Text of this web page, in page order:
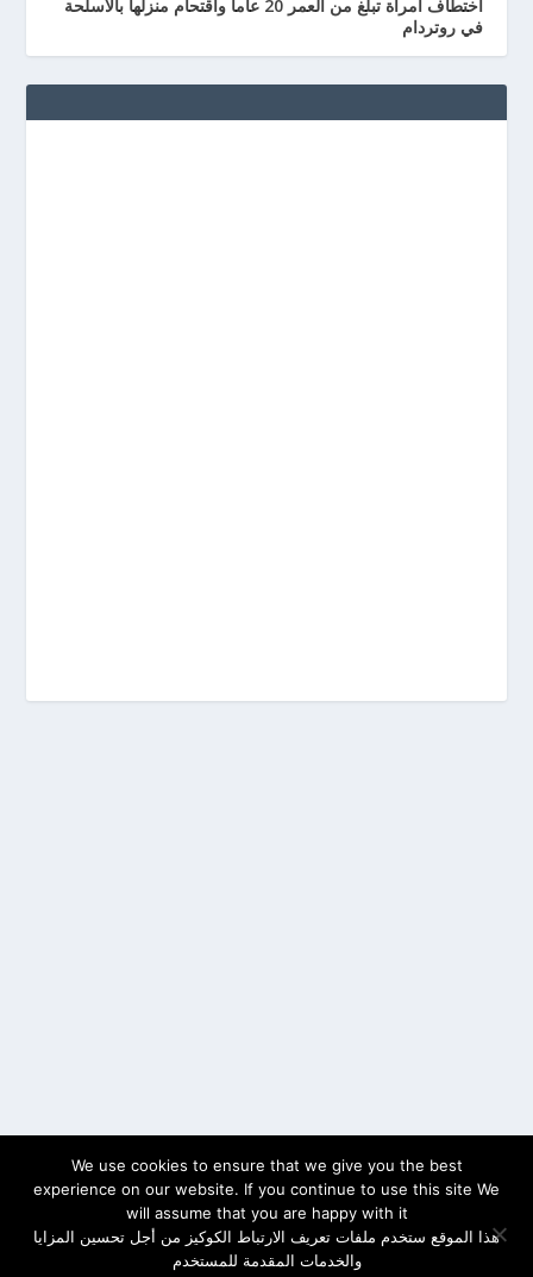
اختطاف امرأة تبلغ من العمر 20 عاماً واقتحام منزلها بالأسلحة
في روتردام
We use cookies to ensure that we give you the best
experience on our website. If you continue to use this site We
will assume that you are happy with it
هذا الموقع ستخدم ملفات تعريف الارتباط الكوكيز من أجل تحسين المزايا
والخدمات المقدمة للمستخدم